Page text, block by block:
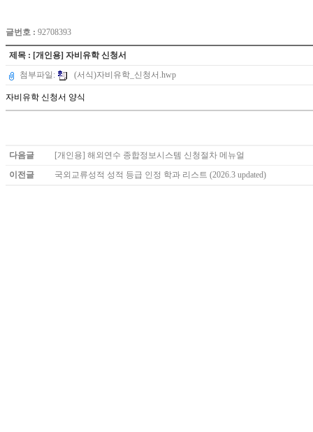
글번호 : 92708393
제목 : [개인용] 자비유학 신청서
첨부파일:
(서식)자비유학_신청서.hwp
자비유학 신청서 양식
다음글
[개인용] 해외연수 종합정보시스템 신청절차 메뉴얼
이전글
국외교류성적 성적 등급 인정 학과 리스트 (2026.3 updated)